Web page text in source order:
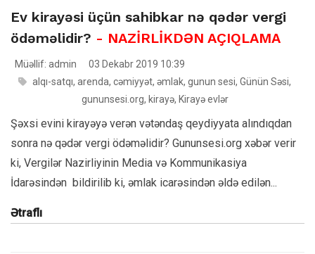
Ev kirayəsi üçün sahibkar nə qədər vergi
ödəməlidir? - NAZİRLİKDƏN AÇIQLAMA
Müəllif: admin
03 Dekabr 2019 10:39
alqı-satqı, arenda, cəmiyyət, əmlak, gunun sesi, Günün Səsi,
gununsesi.org, kirayə, Kirayə evlər
Şəxsi evini kirayəyə verən vətəndaş qeydiyyata alındıqdan
sonra nə qədər vergi ödəməlidir? Gununsesi.org xəbər verir
ki, Vergilər Nazirliyinin Media və Kommunikasiya
İdarəsindən bildirilib ki, əmlak icarəsindən əldə edilən...
Ətraflı